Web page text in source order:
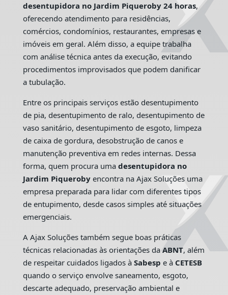
desentupidora no Jardim Piqueroby 24 horas,
oferecendo atendimento para residências,
comércios, condomínios, restaurantes, empresas e
imóveis em geral. Além disso, a equipe trabalha
com análise técnica antes da execução, evitando
procedimentos improvisados que podem danificar
a tubulação.
Entre os principais serviços estão desentupimento
de pia, desentupimento de ralo, desentupimento de
vaso sanitário, desentupimento de esgoto, limpeza
de caixa de gordura, desobstrução de canos e
manutenção preventiva em redes internas. Dessa
forma, quem procura uma desentupidora no
Jardim Piquerobyencontra na Ajax Soluções uma
empresa preparada para lidar com diferentes tipos
de entupimento, desde casos simples até situações
emergenciais.
A Ajax Soluções também segue boas práticas
técnicas relacionadas às orientações da ABNT, além
de respeitar cuidados ligados à Sabesp e à CETESB
quando o serviço envolve saneamento, esgoto,
descarte adequado, preservação ambiental e